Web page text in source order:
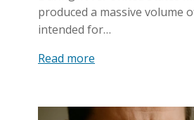
produced a massive volume
intended for…
Read more